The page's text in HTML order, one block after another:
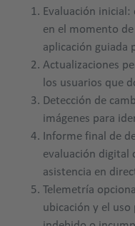
Evaluación
en el momento
aplicación guiada
Actualizaciones
los usuarios que
Detección de
imágenes para
Informe final de
evaluación digital
asistencia en
Telemetría
ubicación y el